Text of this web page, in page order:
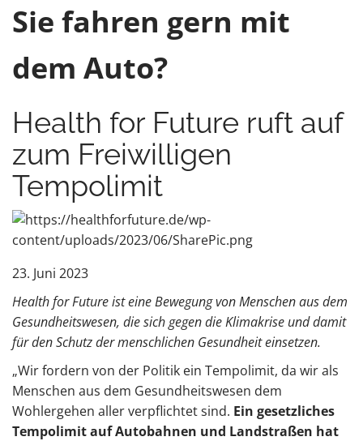
Sie fahren gern mit
dem Auto?
Health for Future ruft auf
zum Freiwilligen
Tempolimit
23. Juni 2023
Health for Future ist eine Bewegung von Menschen aus dem
Gesundheitswesen, die sich gegen die Klimakrise und damit
für den Schutz der menschlichen Gesundheit einsetzen.
„Wir fordern von der Politik ein Tempolimit, da wir als
Menschen aus dem Gesundheitswesen dem
Wohlergehen aller verpflichtet sind. Ein gesetzliches
Tempolimit auf Autobahnen und Landstraßen hat